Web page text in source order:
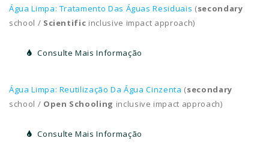
Água Limpa: Tratamento Das Águas Residuais (secondary
school / Scientific inclusive impact approach)
Consulte Mais Informação
Água Limpa: Reutilização Da Água Cinzenta (secondary
school / Open Schooling inclusive impact approach)
Consulte Mais Informação